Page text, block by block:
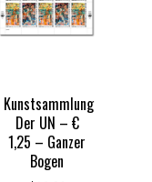
Kunstsammlung
Der UN – €
1,25 – Ganzer
Bogen